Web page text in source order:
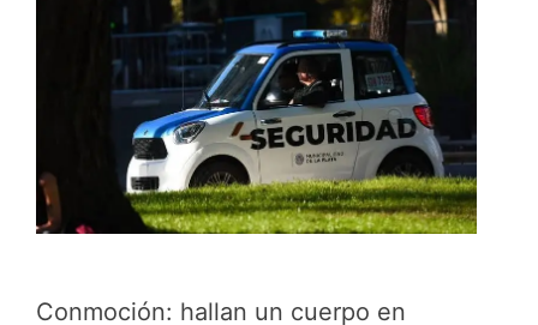
Conmoción: hallan un cuerpo en